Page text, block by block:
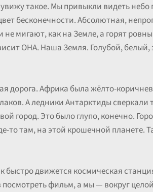
такое. Мы привыкли видеть небо
бесконечности. Абсолютная,
мигают, как на Земле, а горят
ОНА. Наша Земля. Голубой, белый,
дорога. Африка была жёлто-
А ледники Антарктиды сверкали
город. Это было глупо, конечно.
то там, на этой крошечной планете.
быстро движется космическая
фильм, а мы — вокруг